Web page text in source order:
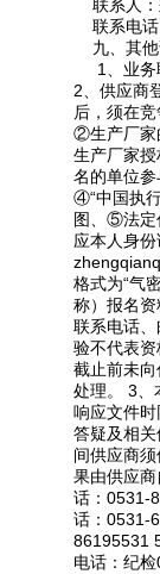
联系人：
联系电话
九、其
1、业务
2、供应商
后，须在
②生产厂家
生产厂家
名的单位
④“中国执
图、⑤法定
应本人身
格式为“气
称）报名资
联系电话
验不代表
截止前未
处理。 3、
响应文件
答疑及相
间供应商
果由供应
话：0531-
话：0531-
86195531
电话：纪